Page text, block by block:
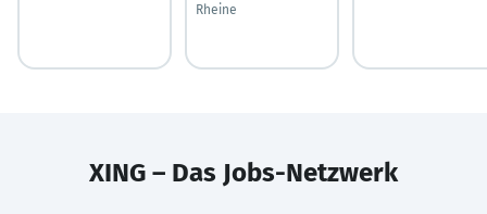
Rheine
XING – Das Jobs-Netzwerk